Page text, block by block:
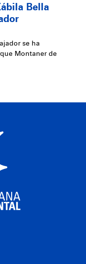
Bella
se ha
Montaner de